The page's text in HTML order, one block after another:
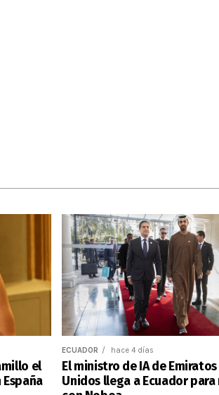
el
ECUADOR hace 4 días
El ministro de IA de Emiratos
Unidos llega a Ecuador para